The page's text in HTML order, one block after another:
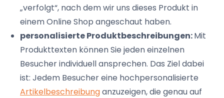
„verfolgt“, nach dem wir uns dieses Produkt in
einem Online Shop angeschaut haben.
personalisierte Produktbeschreibungen:Mit
Produkttexten können Sie jeden einzelnen
Besucher individuell ansprechen. Das Ziel dabei
ist: Jedem Besucher eine hochpersonalisierte
Artikelbeschreibunganzuzeigen, die genau auf